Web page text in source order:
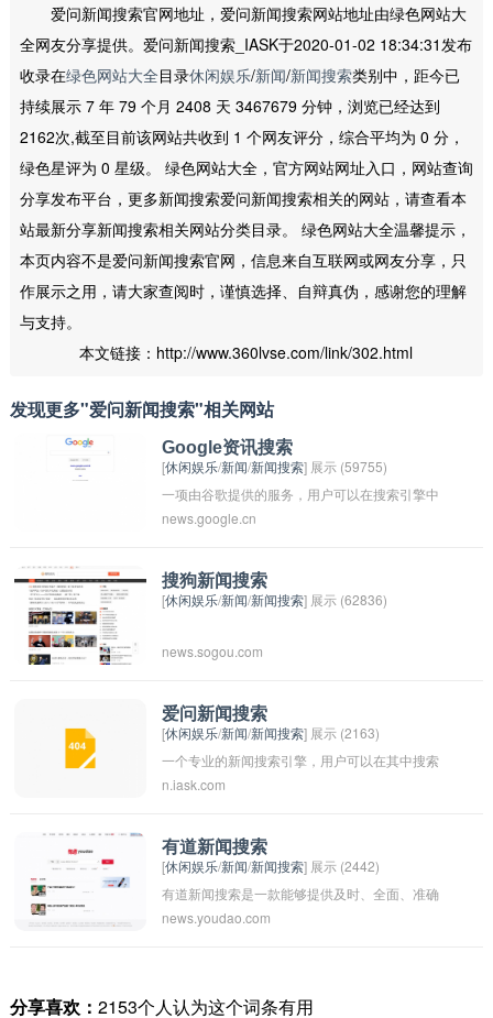
爱问新闻搜索官网地址，爱问新闻搜索网站地址由绿色网站大
全网友分享提供。爱问新闻搜索_IASK于2020-01-02 18:34:31发布
收录在绿色网站大全目录休闲娱乐/新闻/新闻搜索类别中，距今已
持续展示 7 年 79 个月 2408 天 3467679 分钟，浏览已经达到
2162次,截至目前该网站共收到 1 个网友评分，综合平均为 0 分，
绿色星评为 0 星级。 绿色网站大全，官方网站网址入口，网站查询
分享发布平台，更多新闻搜索爱问新闻搜索相关的网站，请查看本
站最新分享新闻搜索相关网站分类目录。 绿色网站大全温馨提示，
本页内容不是爱问新闻搜索官网，信息来自互联网或网友分享，只
作展示之用，请大家查阅时，谨慎选择、自辩真伪，感谢您的理解
与支持。
本文链接：http://www.360lvse.com/link/302.html
发现更多"爱问新闻搜索"相关网站
Google资讯搜索
[休闲娱乐/新闻/新闻搜索] 展示 (59755)
一项由谷歌提供的服务，用户可以在搜索引擎中
直接查看最新的新闻和时事报道。通过Google
可以通过搜索关键词来获取相关新闻。这个功能
可以帮助用户及时了解各种新闻事件和信息。
news.google.cn
搜狗新闻搜索
[休闲娱乐/新闻/新闻搜索] 展示 (62836)
news.sogou.com
爱问新闻搜索
[休闲娱乐/新闻/新闻搜索] 展示 (2163)
一个专业的新闻搜索引擎，用户可以在其中搜索
最新的新闻资讯，包括国内外各类热点事件、财
过爱问新闻搜索快速获取最新的资讯，方便了解
时事动态和了解世界。
n.iask.com
有道新闻搜索
[休闲娱乐/新闻/新闻搜索] 展示 (2442)
有道新闻搜索是一款能够提供及时、全面、准确
的新闻资讯的搜索工具。通过该工具，用户可以
用户可以根据关键词进行搜索，也可以按照不同
news.youdao.com
分享喜欢： 2153个人认为这个词条有用